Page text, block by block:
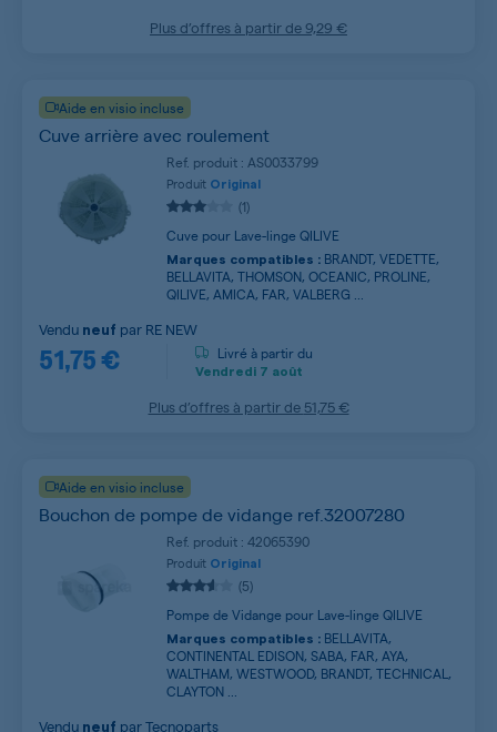
Plus d’offres à partir de 9,29 €
Aide en visio incluse
Cuve arrière avec roulement
Ref. produit : AS0033799
Produit Original
(1)
Cuve pour Lave-linge QILIVE
Marques compatibles : BRANDT, VEDETTE,
BELLAVITA, THOMSON, OCEANIC, PROLINE,
QILIVE, AMICA, FAR, VALBERG ...
51,75 €
Vendu neuf par RE NEW
Livré à partir du
Vendredi 7 août
Plus d’offres à partir de 51,75 €
Aide en visio incluse
Bouchon de pompe de vidange ref.32007280
Ref. produit : 42065390
Produit Original
(5)
Pompe de Vidange pour Lave-linge QILIVE
Marques compatibles : BELLAVITA,
CONTINENTAL EDISON, SABA, FAR, AYA,
WALTHAM, WESTWOOD, BRANDT, TECHNICAL,
CLAYTON ...
Vendu neuf parTecnoparts